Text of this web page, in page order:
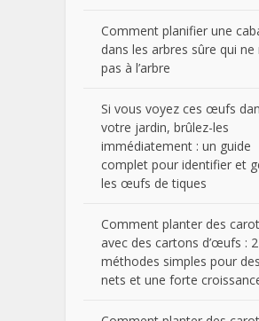
Comment planifier une
dans les arbres sûre qui ne
pas à l’arbre
Si vous voyez ces œufs
votre jardin, brûlez-les
immédiatement : un guide
complet pour identifier et
les œufs de tiques
Comment planter des
avec des cartons d’œufs : 2
méthodes simples pour
nets et une forte